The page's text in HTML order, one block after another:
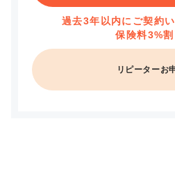
過去3年以内にご契約
保険料3%割
リピーターお